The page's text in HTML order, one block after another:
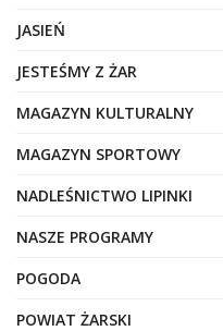
JASIEŃ
JESTEŚMY Z ŻAR
MAGAZYN KULTURALNY
MAGAZYN SPORTOWY
NADLEŚNICTWO LIPINKI
NASZE PROGRAMY
POGODA
POWIAT ŻARSKI